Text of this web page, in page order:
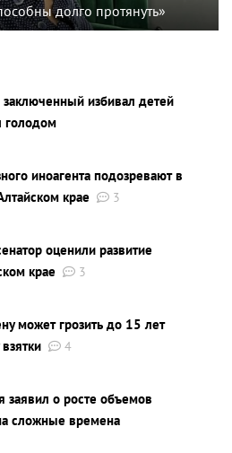
долго протянуть»
избивал детей
голодом
иноагента подозревают в
крае
3
оценили развитие
крае
3
может грозить до 15 лет
4
заявил о росте объемов
сложные времена